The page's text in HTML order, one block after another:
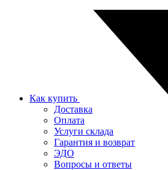
Как купить
Доставка
Оплата
Услуги склада
Гарантия и возврат
ЭДО
Вопросы и ответы